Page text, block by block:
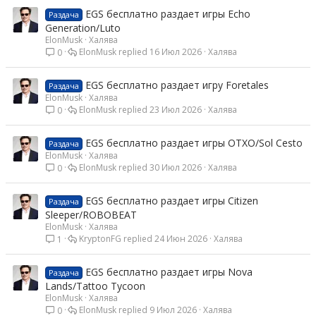
Раздача
EGS бесплатно раздает игры Echo
Generation/Luto
ElonMusk Халява
0
Халява
16 Июл 2026
ElonMusk
Раздача EGS бесплатно раздает игру Foretales
ElonMusk Халява
0
Халява
23 Июл 2026
ElonMusk
Раздача EGS бесплатно раздает игры OTXO/Sol Cesto
ElonMusk Халява
0
Халява
30 Июл 2026
ElonMusk
Раздача
EGS бесплатно раздает игры Citizen
Sleeper/ROBOBEAT
ElonMusk Халява
1
Халява
24 Июн 2026
KryptonFG
Раздача
EGS бесплатно раздает игры Nova
Lands/Tattoo Tycoon
ElonMusk Халява
0
Халява
9 Июл 2026
ElonMusk